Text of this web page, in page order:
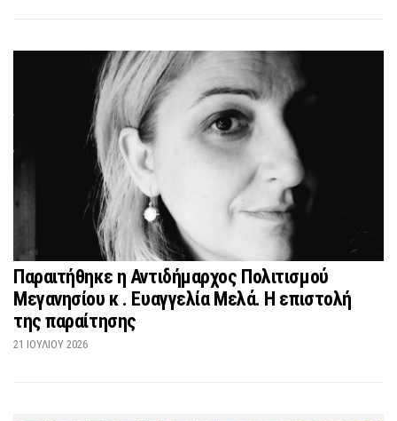
Παραιτήθηκε η Αντιδήμαρχος Πολιτισμού
Μεγανησίου κ . Ευαγγελία Μελά. Η επιστολή
της παραίτησης
21 ΙΟΥΛΊΟΥ 2026